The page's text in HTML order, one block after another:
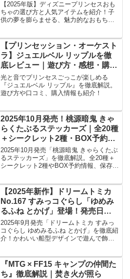
【2025年版】ディズニープリンセスおも
ちゃの選び方と人気アイテムを紹介！子
供の夢を膨らませる、魅力的なおもちゃ
【プリンセッション・オーケスト
ラ】ジュエルベル リップルを徹
底レビュー｜遊び方・感想・購入
情報まとめ
光と音でプリンセスごっこが楽しめる
『ジュエルベル リップル』を徹底解説。
遊び方や口コミ、購入情報も紹介！
2025年10月発売！桃源暗鬼 きゃ
らくたぶるステッカーズ｜全20種
＋シークレット2種・BOX予約情
報まとめ
2025年10月発売「桃源暗鬼 きゃらくたぶ
るステッカーズ」を徹底解説。全20種＋
シークレット2種やBOX予約情報、保存方
【2025年新作】ドリームトミカ
No.167 すみっコぐらし「ゆめみ
るふね とかげ」登場！発売日・
特徴・購入方法まとめ
2025年9月発売「ドリームトミカ すみっ
コぐらし ゆめみるふね とかげ」を徹底紹
介！かわいい船型デザインで遊んで飾っ
『MTG × FF15 キャンプの仲間た
ち』徹底解説｜焚き火が照ら